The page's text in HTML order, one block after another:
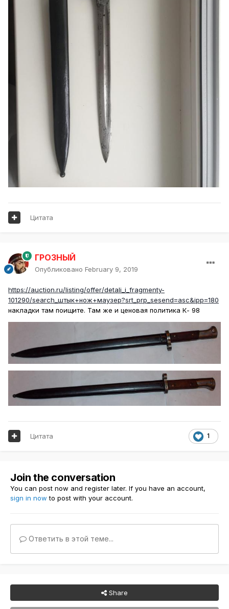
Цитата
ГРОЗНЫЙ
Опубликовано February 9, 2019
https://auction.ru/listing/offer/detali_i_fragmenty-
101290/search_штык+нож+маузер?srt_prp_sesend=asc&ipp=180
накладки там поищите. Там же и ценовая политика К- 98
1
Цитата
Join the conversation
You can post now and register later. If you have an account,
sign in now to post with your account.
Ответить в этой теме...
Share